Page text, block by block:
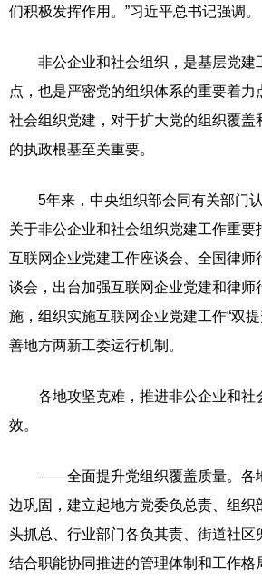
们积极发挥作用。”习近平总书记强调。
非公企业和社会组织，是基层党建
点，也是严密党的组织体系的重要着力
社会组织党建，对于扩大党的组织覆盖
的执政根基至关重要。
5年来，中央组织部会同有关部门认
关于非公企业和社会组织党建工作重要
互联网企业党建工作座谈会、全国律师
谈会，出台加强互联网企业党建和律师
施，组织实施互联网企业党建工作“双
善地方两新工委运行机制。
各地攻坚克难，推进非公企业和社
效。
——全面提升党组织覆盖质量。各地
边巩固，建立起地方党委负总责、组织
头抓总、行业部门各负其责、街道社区
结合职能协同推进的管理体制和工作格